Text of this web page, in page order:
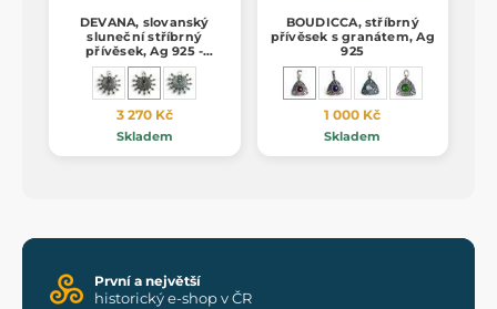
DEVANA, slovanský
sluneční stříbrný
přívěsek, Ag 925 -
granát, 18g
3 270 Kč
Skladem
BOUDICCA, stříbrný
přívěsek s granátem, Ag
925
1 000 Kč
Skladem
První a největší
historický e-shop v ČR